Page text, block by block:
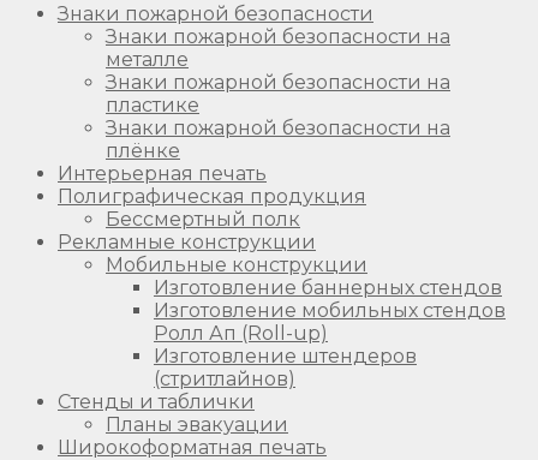
Знаки пожарной безопасности
Знаки пожарной безопасности на
металле
Знаки пожарной безопасности на
пластике
Знаки пожарной безопасности на
плёнке
Интерьерная печать
Полиграфическая продукция
Бессмертный полк
Рекламные конструкции
Мобильные конструкции
Изготовление баннерных стендов
Изготовление мобильных стендов
Ролл Ап (Roll-up)
Изготовление штендеров
(стритлайнов)
Стенды и таблички
Планы эвакуации
Широкоформатная печать